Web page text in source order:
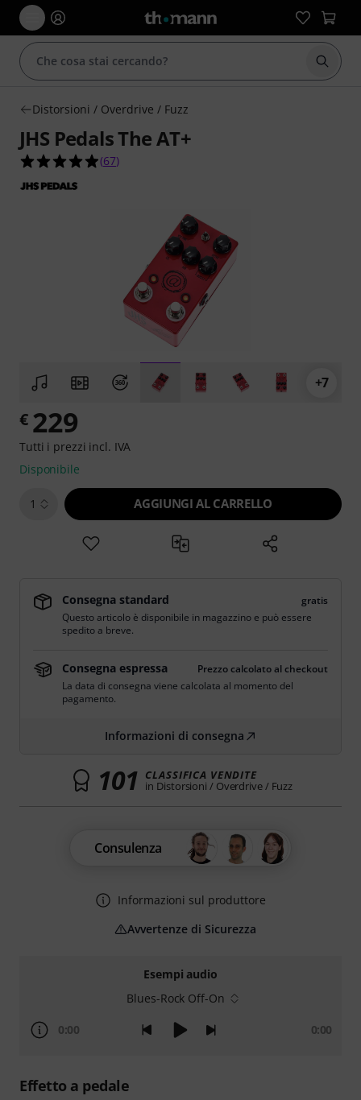
Distorsioni / Overdrive / Fuzz
JHS Pedals The AT+
4.9 su 5 stelle su 67 valutazioni dei clienti
(67)
+7
Esempi audio
Blues-Rock Off-On
0:00 0:00
Effetto a pedale
€ 229
Tutti i prezzi incl. IVA
Disponibile
1 AGGIUNGI AL CARRELLO
Consegna standard
gratis
Questo articolo è disponibile in magazzino e può essere
spedito a breve.
Consegna espressa
Prezzo calcolato al checkout
La data di consegna viene calcolata al momento del
pagamento.
Informazioni di consegna
101 CLASSIFICA VENDITE
in Distorsioni / Overdrive / Fuzz
Consulenza
Informazioni sul produttore
Avvertenze di Sicurezza